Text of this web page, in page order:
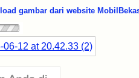
gambar dari website